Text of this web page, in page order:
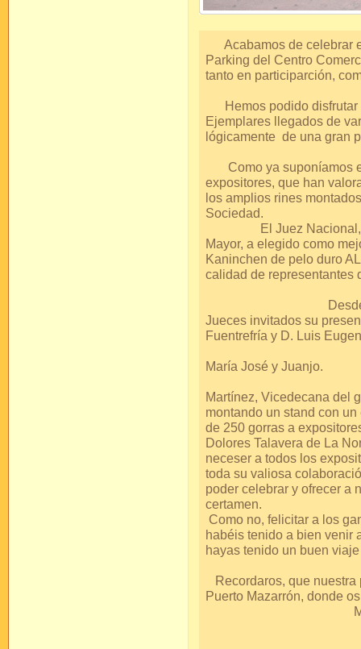
Acabamos de celebrar
Parking del Centro
tanto en participarción,
Hemos podido disfrutar
Ejemplares llegados de
lógicamente de una gran
Como ya suponíamos
expositores, que han
los amplios rines
El Juez Nacional,
Mayor, a elegido como
Kaninchen de pelo duro
calidad de
Desde estas
Jueces invitados su
Fuentrefría y
María
Martínez, Vicedecana del
montando un stand con
de 250 gorras a
Dolores Talavera de La
neceser a todos los
toda su valiosa
poder celebrar y ofrecer a
Como no, felicitar a los
habéis tenido a bien venir
hayas tenido un buen
Recordaros, que nuestra
Puerto
Mil